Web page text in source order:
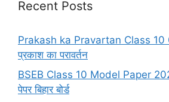
Recent Posts
Prakash ka Pravartan Class 10
प्रकाश का परावर्तन
BSEB Class 10 Model Paper
पेपर बिहार बोर्ड